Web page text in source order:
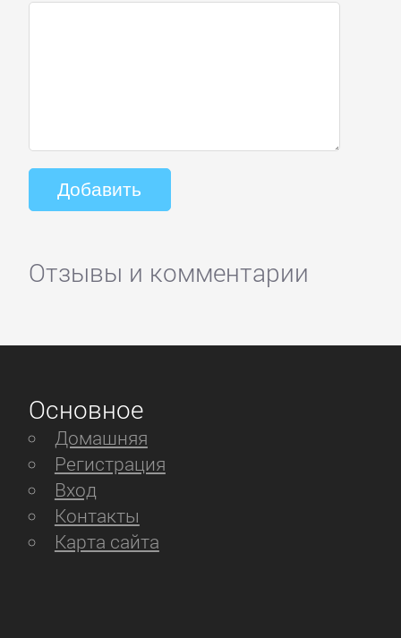
Отзывы и комментарии
Основное
Домашняя
Регистрация
Вход
Контакты
Карта сайта